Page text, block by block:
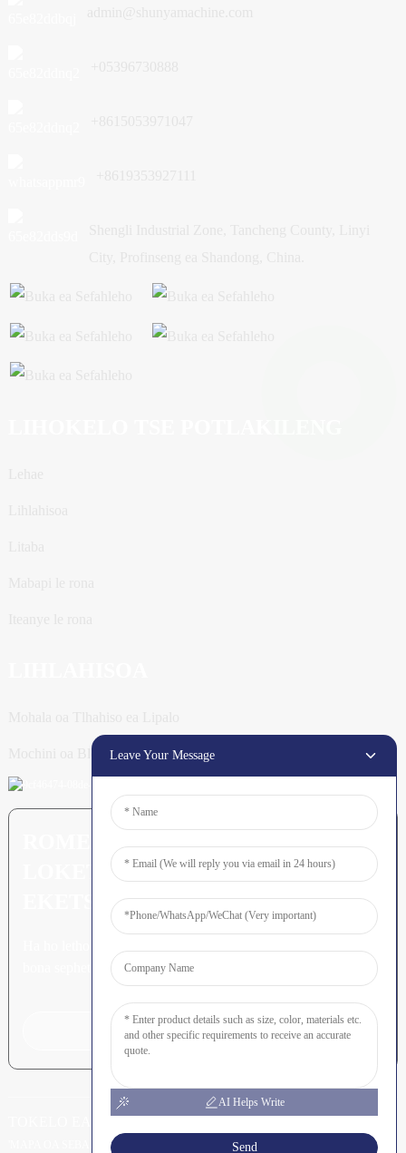
Mochini oa Block
ROMELA DIPOTSO: O SE O
LOKETSE HO ITHUTA HO
EKETSEHILENG
bona sephetho sa ho qetela.
Tobetsa Bakeng sa Dipotso
-
Leave Your Message
AI Helps Write
Send